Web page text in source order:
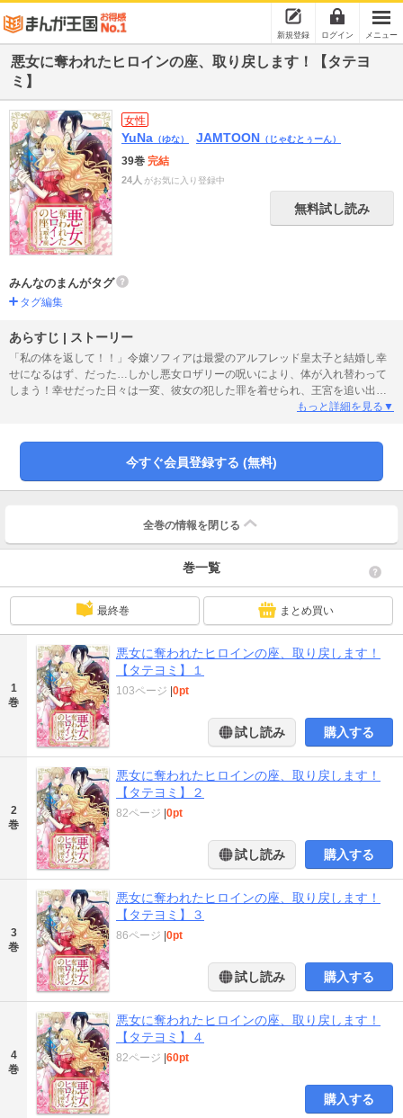
新規登録 ログイン メニュー
悪女に奪われたヒロインの座、取り戻します！【タテヨ
ミ】
女性
YuNa （ゆな） JAMTOON （じゃむとぅーん）
39巻 完結
24人 がお気に入り登録中
無料試し読み
みんなのまんがタグ
タグ編集
あらすじ | ストーリー
「私の体を返して！！」令嬢ソフィアは最愛のアルフレッド皇太子と結婚し幸
せになるはず、だった…しかし悪女ロザリーの呪いにより、体が入れ替わって
しまう！幸せだった日々は一変、彼女の犯した罪を着せられ、王宮を追い出さ
れる。『これは本当の私じゃない、元の体に戻りたい！』そんな絶望のなか出
もっと詳細を見る▼
今すぐ会員登録する (無料)
全巻の情報を 閉じる
巻一覧
最終巻 まとめ買い
1
巻
悪女に奪われたヒロインの座、取り戻します！
【タテヨミ】１
103ページ |0pt
試し読み 購入する
2
巻
悪女に奪われたヒロインの座、取り戻します！
【タテヨミ】２
82ページ |0pt
試し読み 購入する
3
巻
悪女に奪われたヒロインの座、取り戻します！
【タテヨミ】３
86ページ |0pt
試し読み 購入する
4
巻
悪女に奪われたヒロインの座、取り戻します！
【タテヨミ】４
82ページ |60pt
購入する